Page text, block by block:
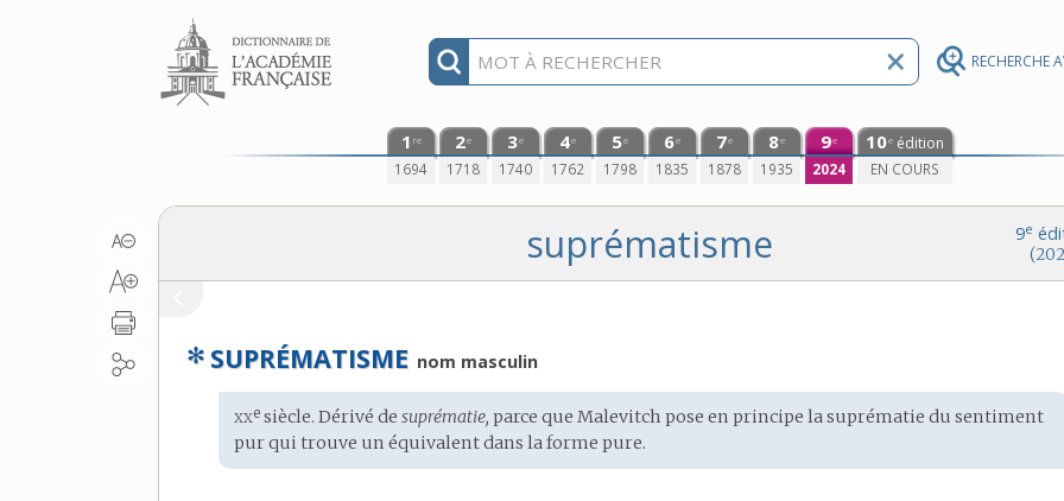
RECHERCHE
Aller au contenu
1 re
1694
2e
1718
3e
1740
4e
1762
5e
1798
6e
1835
7e
1878
8e
1935
9e
2024
10e édition
EN COURS
9e
suprématisme
✻ SUPRÉMATISME nom masculin
Étymologie
:
xxe siècle. Dérivé desuprématie, parce que Malevitch pose en principe la suprématie du sentiment
pur qui trouve un équivalent dans la forme pure.